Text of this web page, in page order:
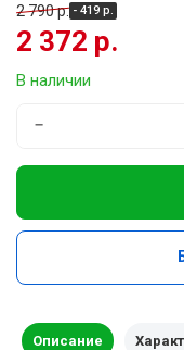
2 790 р. - 419 р.
2 372 р.
В наличии
−
Описание